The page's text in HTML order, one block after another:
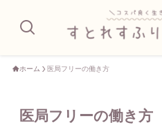
ホーム 医局フリーの働き方
医局フリーの働き方